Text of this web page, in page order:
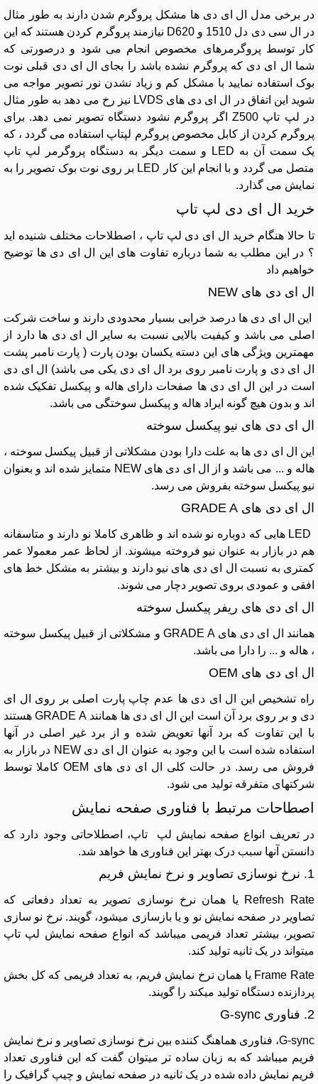
در برخی مدل ال ای دی ها مشکل پروگرم شدن دارند به طور مثال
در ال سی دی دل 1510 و D620 نیازمند پروگرم کردن هستند که این
کار توسط پروگرمرهای مخصوص انجام می شود و درصورتی که
شما ال ای دی که پروگرم نشده باشد را بجای ال ای دی قبلی نوت
بوک استفاده نمایید با مشکل کم و زیاد نشدن نور تصویر مواجه می
شوید این اتفاق در ال ای دی های LVDS نیز رخ می دهد به طور مثال
در لپ تاپ Z500 اگر پروگرم نشود دستگاه تصویر نمی دهد. برای
پروگرم کردن از کابل مخصوص پروگرم لپتاپ استفاده می گردد ، که
یک سمت آن به LED و سمت دیگر به دستگاه پروگرمر لپ تاپ
متصل می گردد و با انجام این کار LED بر روی نوت بوک تصویر را به
نمایش می گذارد.
خرید ال ای دی لپ تاپ
تا حالا هنگام خرید ال ای دی لپ تاپ ، اصطلاحات مختلف شنیده اید
؟ در این مطلب به شما درباره تفاوت های این ال ای دی ها توضیح
خواهیم داد
ال ای دی های NEW
این ال ای دی ها درصد خرابی بسیار محدودی دارند و ساخت شرکت
اصلی می باشد و کیفیت بالایی نسبت به سایر ال ای دی ها دارد از
مهمترین ویژگی های این دسته یکسان بودن پارت ( پارت نامبر پشت
ال ای دی و پارت نامبر روی برد ال ای دی یکی می باشد) ال ای دی
است در این ال ای دی ها صفحات دارای هاله و پیکسل تفکیک شده
اند و بدون هیچ گونه ایراد هاله و پیکسل سوختگی می باشد.
ال ای دی های نیو پیکسل سوخته
این ال ای دی ها به علت دارا بودن مشکلاتی از قبیل پیکسل سوخته ،
هاله و ... می باشد و از ال ای دی های NEW متمایز شده اند و بعنوان
نیو پیکسل سوخته بفروش می رسد.
ال ای دی های GRADE A
LED هایی که دوباره نو شده اند و ظاهری کاملا نو دارند و متاسفانه
هم در بازار به عنوان نیو فروخته میشوند. از لحاظ عمر معمولا عمر
کمتری به نسبت ال ای دی های نیو دارند و بیشتر به مشکل خط های
افقی و عمودی بروی تصویر دچار می شوند.
ال ای دی های ریفر پیکسل سوخته
همانند ال ای دی های GRADE A و مشکلاتی از قبیل پیکسل سوخته
، هاله و ... را دارا می باشد.
ال ای دی های OEM
راه تشخیص این ال ای دی ها عدم چاپ پارت اصلی بر روی ال ای
دی و بر روی برد آن است این ال ای دی ها همانند GRADE A هستند
با این تفاوت که برد آنها تعویض شده و از برد غیر اصلی در آنها
استفاده شده است با این وجود به عنوان ال ای دی NEW در بازار به
فروش می رسد. در حالت کلی ال ای دی های OEM کاملا توسط
شرکتهای متفرقه تولید می شود.
اصطاحات مرتبط با فناوری صفحه نمایش
در تعریف انواع صفحه نمایش لپ تاپ، اصطلاحاتی وجود دارد که
دانستن آنها سبب درک بهتر این فناوری ها خواهد شد.
1. نرخ نوسازی تصاویر و نرخ نمایش فریم
Refresh Rate یا همان نرخ نوسازی تصویر به تعداد دفعاتی که
تصاویر در صفحه نمایش نو و یا بازسازی میشود، گویند. نرخ نو سازی
تصویر، بیشتر تعداد فریمی میباشد که انواع صفحه نمایش لپ تاپ
میتواند در یک ثانیه تولید کند.
Frame Rate یا همان نرخ نمایش فریم، به تعداد فریمی که کل بخش
پردازنده دستگاه تولید میکند را گویند.
2. فناوری G-sync
G-sync، فناوری هماهنگ کننده بین نرخ نوسازی تصاویر و نرخ نمایش
فریم میباشد که به زبان ساده تر میتوان گفت که این فناوری تعداد
فریم نمایش داده شده در یک ثانیه در صفحه نمایش و چیپ گرافیک را